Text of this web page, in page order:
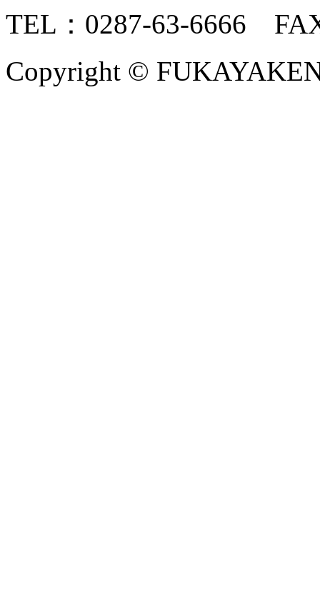
TEL：0287-63-6666
Copyright ©